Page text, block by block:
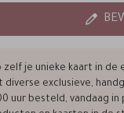
zelf je unieke kaart in de
diverse exclusieve,
uur besteld, vandaag